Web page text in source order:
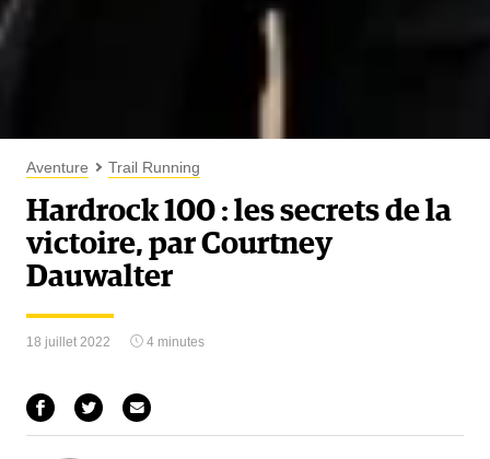
Aventure Trail Running
Hardrock 100 : les secrets de la
victoire, par Courtney
Dauwalter
18 juillet 2022 4 minutes